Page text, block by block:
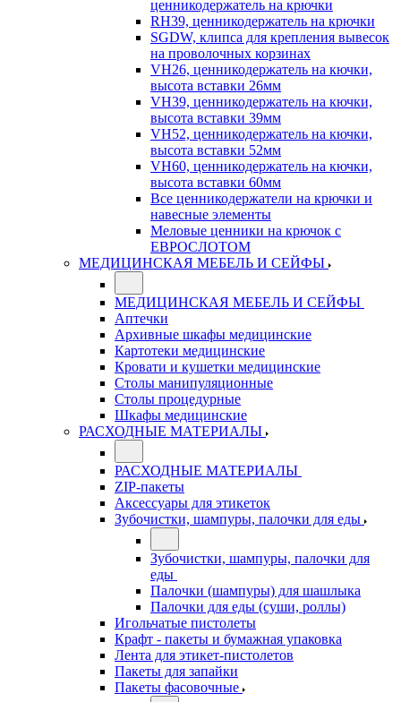
ценникодержатель на крючки
RH39, ценникодержатель на крючки
SGDW, клипса для крепления вывесок
на проволочных корзинах
VH26, ценникодержатель на кючки,
высота вставки 26мм
VH39, ценникодержатель на кючки,
высота вставки 39мм
VH52, ценникодержатель на кючки,
высота вставки 52мм
VH60, ценникодержатель на кючки,
высота вставки 60мм
Все ценникодержатели на крючки и
навесные элементы
Меловые ценники на крючок с
ЕВРОСЛОТОМ
МЕДИЦИНСКАЯ МЕБЕЛЬ И СЕЙФЫ
МЕДИЦИНСКАЯ МЕБЕЛЬ И СЕЙФЫ
Аптечки
Архивные шкафы медицинские
Картотеки медицинские
Кровати и кушетки медицинские
Столы манипуляционные
Столы процедурные
Шкафы медицинские
РАСХОДНЫЕ МАТЕРИАЛЫ
РАСХОДНЫЕ МАТЕРИАЛЫ
ZIP-пакеты
Аксессуары для этикеток
Зубочистки, шампуры, палочки для еды
Зубочистки, шампуры, палочки для
еды
Палочки (шампуры) для шашлыка
Палочки для еды (суши, роллы)
Игольчатые пистолеты
Крафт - пакеты и бумажная упаковка
Лента для этикет-пистолетов
Пакеты для запайки
Пакеты фасовочные